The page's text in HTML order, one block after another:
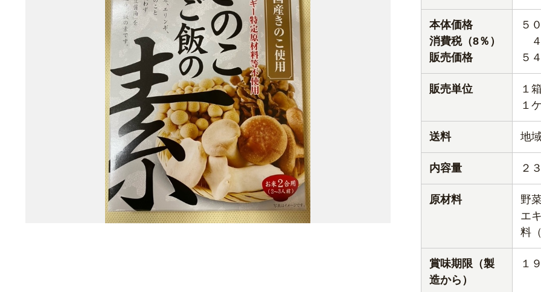
本体価格
消費税（8％）
販売価格
５
４
５
販売単位
１
１
送料 地
内容量 ２
原材料
野
エ
料
賞味期限（製
造から）
１